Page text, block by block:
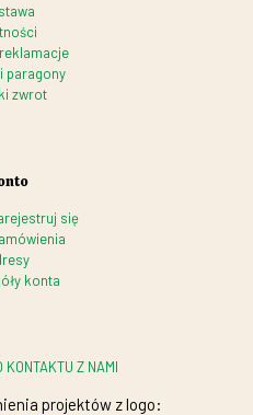
paragony
zwrot
się
konta
KONTAKTU Z NAMI
projektów z logo: